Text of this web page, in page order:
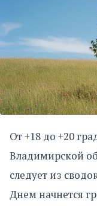
От +18 до +20
Владимирской
следует из
Днем начнется